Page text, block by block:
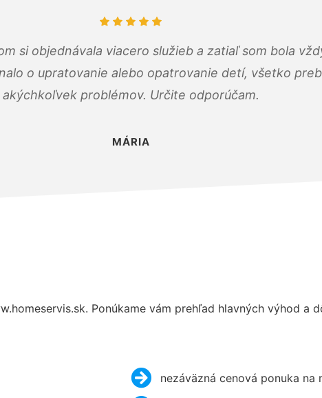
si objednávala viacero služieb a zatiaľ som bola
o upratovanie alebo opatrovanie detí, všetko
akýchkoľvek problémov. Určite odporúčam.
MÁRIA
Ponúkame vám prehľad hlavných výhod a
nezáväzná cenová ponuka na